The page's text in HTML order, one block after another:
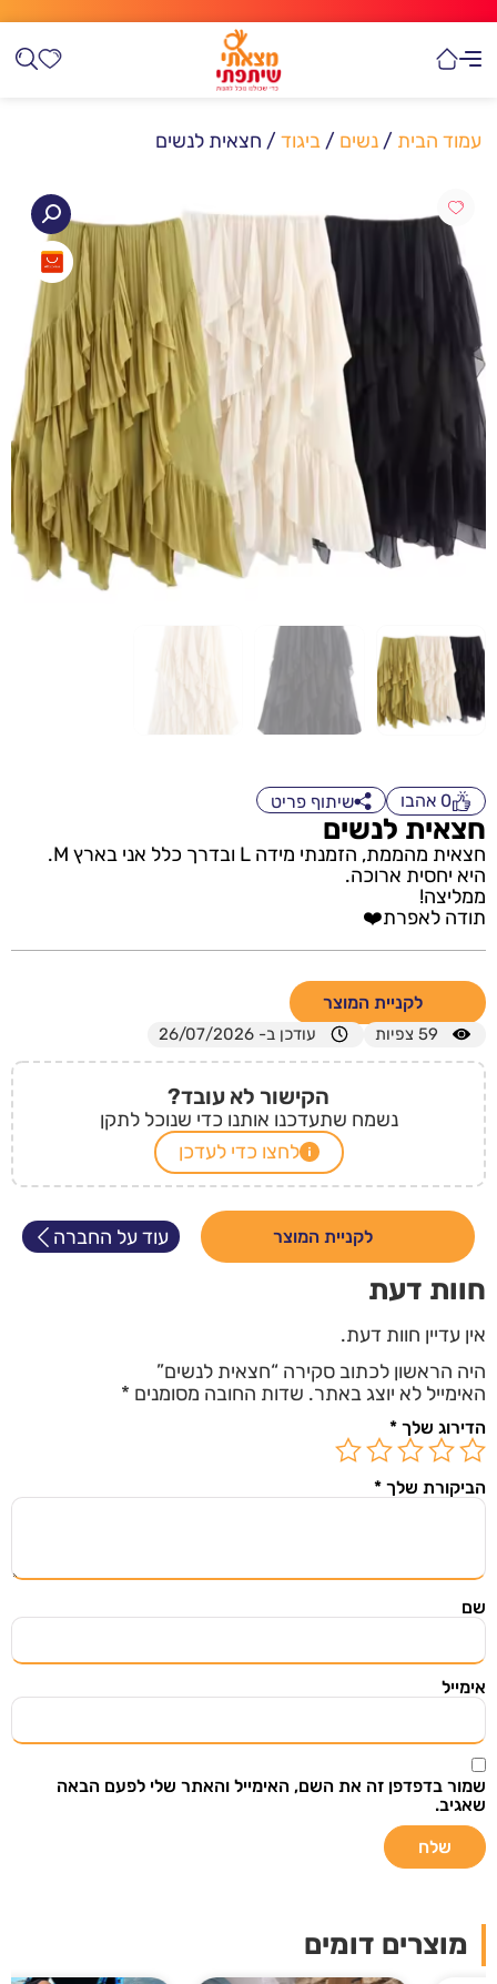
עמוד הבית / נשים / ביגוד/ חצאית לנשים
0 אהבו שיתוף פריט
חצאית לנשים
חצאית מהממת, הזמנתי מידה L ובדרך כלל אני בארץ M.
היא יחסית ארוכה.
ממליצה!
תודה לאפרת❤️
לקניית המוצר
59 צפיות עודכן ב- 26/07/2026
הקישור לא עובד?
נשמח שתעדכנו אותנו כדי שנוכל לתקן
לחצו כדי לעדכן
לקניית המוצר עוד על החברה
חוות דעת
אין עדיין חוות דעת.
היה הראשון לכתוב סקירה “חצאית לנשים”
האימייל לא יוצג באתר. שדות החובה מסומנים *
הדירוג שלך *
הביקורת שלך *
שם
אימייל
שמור בדפדפן זה את השם, האימייל והאתר שלי לפעם הבאה
שאגיב.
מוצרים דומים
ודילים שווים שנבחרו בקפידה מתוך אתרי מכירות
אני רוצה לקבל עדכונים במייל ואני מאשר/ת
שקראתי את
שליחה